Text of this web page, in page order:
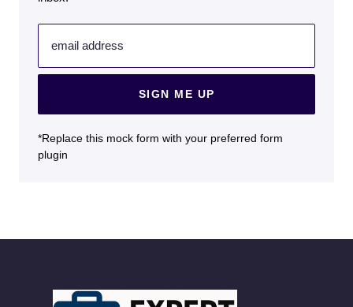
email address
SIGN ME UP
*Replace this mock form with your preferred form
plugin